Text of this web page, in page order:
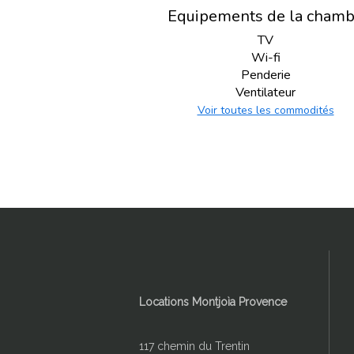
Equipements de la
TV
Wi-fi
Penderie
Ventilateur
Voir toutes les commodités
Locations Montjoìa Provence
117 chemin du Trentin